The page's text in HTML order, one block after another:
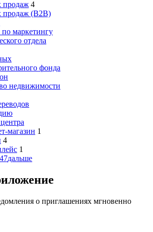
продаж 4
продаж (B2B)
маркетингу
отдела
фонда
недвижимости
магазин 1
4
1
47дальше
о приглашениях мгновенно